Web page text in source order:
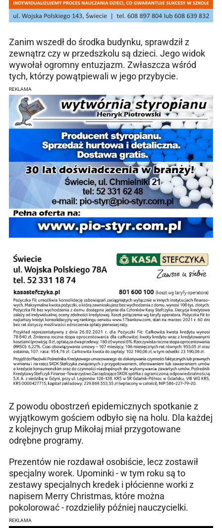
Zanim wszedł do środka budynku, sprawdził z
zewnątrz czy w przedszkolu są dzieci. Jego widok
wywołał ogromny entuzjazm. Zwłaszcza wśród
tych, którzy powątpiewali w jego przybycie.
REKLAMA
Z powodu obostrzeń epidemicznych spotkanie z
wyjątkowym gościem odbyło się na holu. Dla każdej
z kolejnych grup Mikołaj miał przygotowane
odrębne programy.
Prezentów nie rozdawał osobiście, lecz zostawił
specjalny worek. Upominki - w tym roku są to
zestawy specjalnych kredek i płócienne worki z
napisem Merry Christmas, które można
pokolorować - rozdzieliły później nauczycielki.
REKLAMA